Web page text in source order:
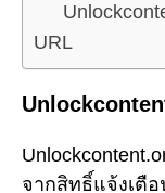
URL
จากสิทธิ์แจ้งเตื